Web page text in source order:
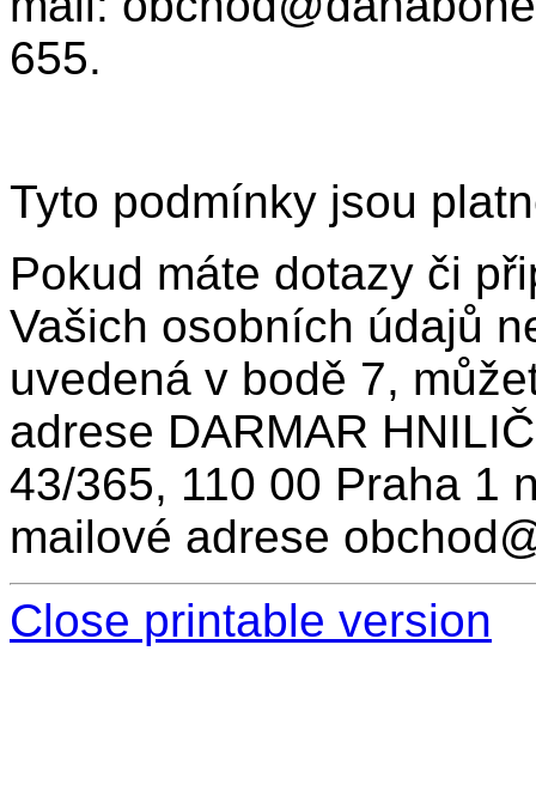
655.
Tyto podmínky jsou
Pokud máte dotazy či
Vašich osobních údajů
uvedená v bodě 7,
adrese DARMAR
43/365, 110 00 Praha 1
mailové adrese
Close printable version